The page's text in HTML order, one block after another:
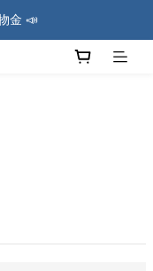
費 🚛
費 🚛
金 📣